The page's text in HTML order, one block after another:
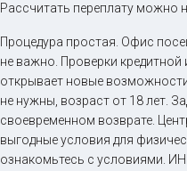
Рассчитать переплату можно
Процедура простая. Офис
не важно. Проверки
открывает новые
не нужны, возраст от 18 лет.
своевременном возврате.
выгодные условия для
ознакомьтесь с условиями.